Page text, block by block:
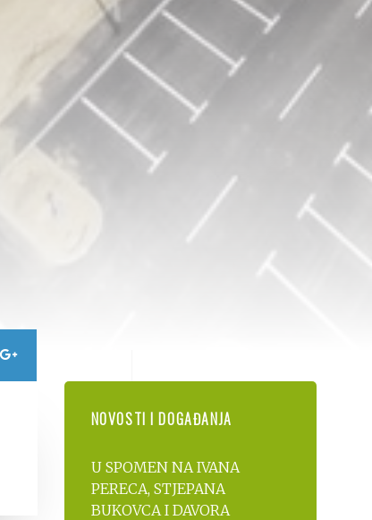
NOVOSTI I DOGAĐANJA
U SPOMEN NA IVANA
PERECA, STJEPANA
BUKOVCA I DAVORA